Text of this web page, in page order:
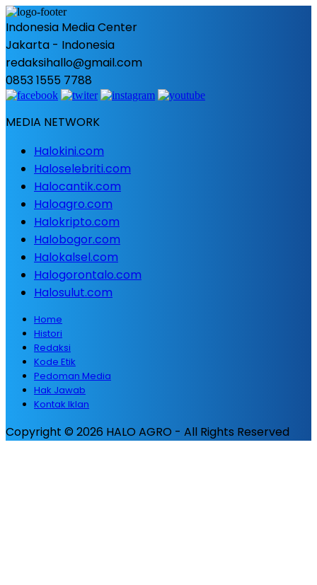
Indonesia Media Center
Jakarta - Indonesia
redaksihallo@gmail.com
0853 1555 7788
MEDIA NETWORK
Halokini.com
Haloselebriti.com
Halocantik.com
Haloagro.com
Halokripto.com
Halobogor.com
Halokalsel.com
Halogorontalo.com
Halosulut.com
Home
Histori
Redaksi
Kode Etik
Pedoman Media
Hak Jawab
Kontak Iklan
Copyright © 2026 HALO AGRO - All Rights Reserved